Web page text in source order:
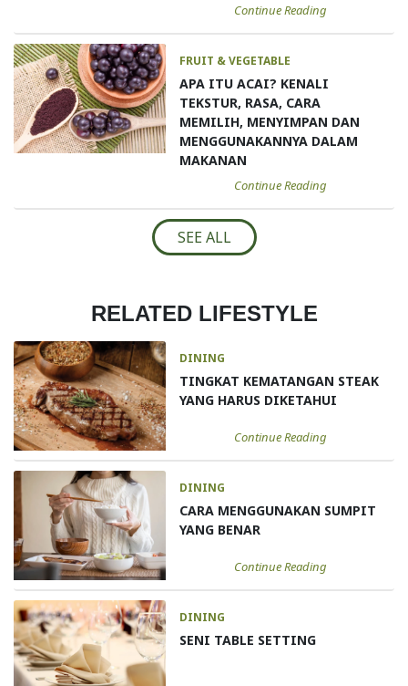
Continue Reading
FRUIT & VEGETABLE
APA ITU ACAI? KENALI
TEKSTUR, RASA, CARA
MEMILIH, MENYIMPAN DAN
MENGGUNAKANNYA DALAM
MAKANAN
Continue Reading
SEE ALL
RELATED LIFESTYLE
DINING
TINGKAT KEMATANGAN STEAK
YANG HARUS DIKETAHUI
Continue Reading
DINING
CARA MENGGUNAKAN SUMPIT
YANG BENAR
Continue Reading
DINING
SENI TABLE SETTING